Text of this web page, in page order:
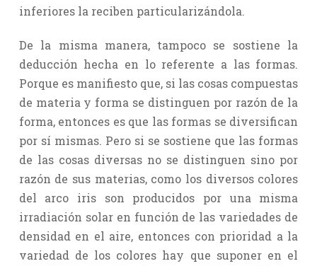
inferiores la reciben particularizándola.
De la misma manera, tampoco se sostiene la
deducción hecha en lo referente a las formas.
Porque es manifiesto que, si las cosas compuestas
de materia y forma se distinguen por razón de la
forma, entonces es que las formas se diversifican
por sí mismas. Pero si se sostiene que las formas
de las cosas diversas no se distinguen sino por
razón de sus materias, como los diversos colores
del arco iris son producidos por una misma
irradiación solar en función de las variedades de
densidad en el aire, entonces con prioridad a la
variedad de los colores hay que suponer en el